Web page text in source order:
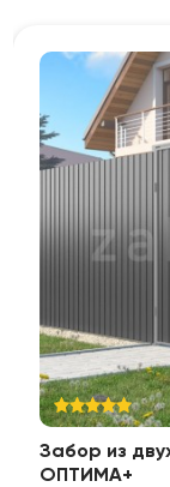
Забор из
ОПТИМА+